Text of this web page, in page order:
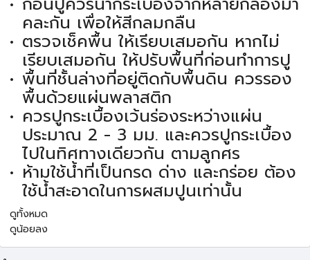
คละกัน เพื่อให้สีกลมกลืน
ตรวจเช็คพื้น ให้เรียบเสมอกัน หากไม่
เรียบเสมอกัน ให้ปรับพื้นที่ก่อนทำการปู
พื้นที่ชั้นล่างที่อยู่ติดกับพื้นดิน ควรรอง
พื้นด้วยแผ่นพลาสติก
ควรปูกระเบื้องเว้นร่องระหว่างแผ่น
ประมาณ 2 - 3 มม. และควรปูกระเบื้อง
ไปในทิศทางเดียวกัน ตามลูกศร
ห้ามใช้น้ำที่เป็นกรด ด่าง และกร่อย ต้อง
ใช้น้ำสะอาดในการผสมปูนเท่านั้น
ดูทั้งหมด
ดูน้อยลง